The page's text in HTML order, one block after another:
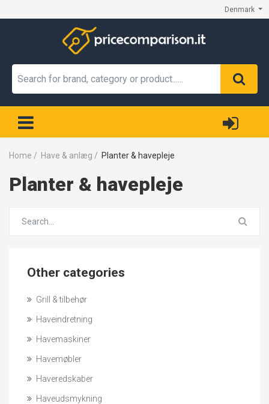
Denmark
Home / Have & anlæg / Planter & havepleje
Planter & havepleje
Other categories
Grill & tilbehør
Haveindretning
Havemaskiner
Havemøbler
Haveredskaber
Haveudsmykning